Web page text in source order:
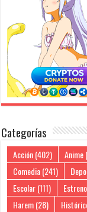
Categorías
Acción(402) Anime
Comedia(241)
Escolar(111)
Harem(28)